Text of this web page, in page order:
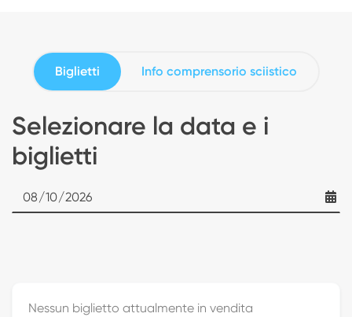
Selezionare la data e i
biglietti
Date
Biglietti Info comprensorio sciistico
Nessun biglietto attualmente in vendita